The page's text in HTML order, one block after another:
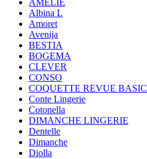
AMELIE
Albina L
Amoret
Avenija
BESTIA
BOGEMA
CLEVER
CONSO
COQUETTE REVUE BASIC
Conte Lingerie
Cotonella
DIMANCHE LINGERIE
Dentelle
Dimanche
Diolla